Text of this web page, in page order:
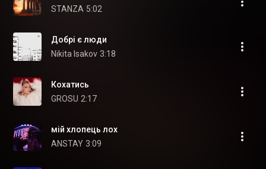
STANZA 5:02
Добрі є люди
Nikita Isakov 3:18
Кохатись
GROSU 2:17
мій хлопець лох
ANSTAY 3:09